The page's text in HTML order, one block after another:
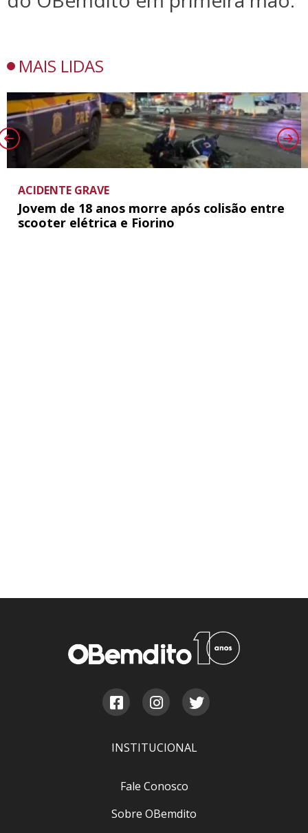
MAIS LIDAS
ACIDENTE GRAVE
Jovem de 18 anos morre após colisão entre
scooter elétrica e Fiorino
INSTITUCIONAL
Fale Conosco
Sobre OBemdito